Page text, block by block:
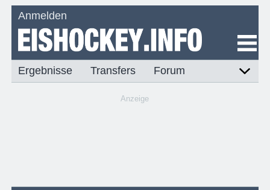
Anmelden
Ergebnisse Transfers Forum
Anzeige